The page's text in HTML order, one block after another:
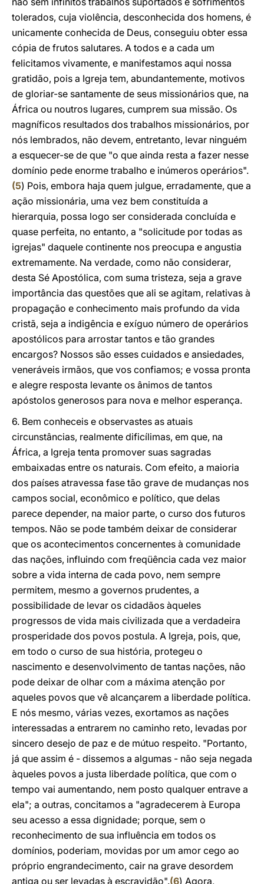
tolerados, cuja violência, desconhecida dos homens, é
unicamente conhecida de Deus, conseguiu obter essa
cópia de frutos salutares. A todos e a cada um
felicitamos vivamente, e manifestamos aqui nossa
gratidão, pois a Igreja tem, abundantemente, motivos
de gloriar-se santamente de seus missionários que, na
África ou noutros lugares, cumprem sua missão. Os
magníficos resultados dos trabalhos missionários, por
nós lembrados, não devem, entretanto, levar ninguém
a esquecer-se de que "o que ainda resta a fazer nesse
domínio pede enorme trabalho e inúmeros operários".
(5) Pois, embora haja quem julgue, erradamente, que a
ação missionária, uma vez bem constituída a
hierarquia, possa logo ser considerada concluída e
quase perfeita, no entanto, a "solicitude por todas as
igrejas" daquele continente nos preocupa e angustia
extremamente. Na verdade, como não considerar,
desta Sé Apostólica, com suma tristeza, seja a grave
importância das questões que ali se agitam, relativas à
propagação e conhecimento mais profundo da vida
cristã, seja a indigência e exíguo número de operários
apostólicos para arrostar tantos e tão grandes
encargos? Nossos são esses cuidados e ansiedades,
veneráveis irmãos, que vos confiamos; e vossa pronta
e alegre resposta levante os ânimos de tantos
apóstolos generosos para nova e melhor esperança.
6. Bem conheceis e observastes as atuais
circunstâncias, realmente dificílimas, em que, na
África, a Igreja tenta promover suas sagradas
embaixadas entre os naturais. Com efeito, a maioria
dos países atravessa fase tão grave de mudanças nos
campos social, econômico e político, que delas
parece depender, na maior parte, o curso dos futuros
tempos. Não se pode também deixar de considerar
que os acontecimentos concernentes à comunidade
das nações, influindo com freqüência cada vez maior
sobre a vida interna de cada povo, nem sempre
permitem, mesmo a governos prudentes, a
possibilidade de levar os cidadãos àqueles
progressos de vida mais civilizada que a verdadeira
prosperidade dos povos postula. A Igreja, pois, que,
em todo o curso de sua história, protegeu o
nascimento e desenvolvimento de tantas nações, não
pode deixar de olhar com a máxima atenção por
aqueles povos que vê alcançarem a liberdade política.
E nós mesmo, várias vezes, exortamos as nações
interessadas a entrarem no caminho reto, levadas por
sincero desejo de paz e de mútuo respeito. "Portanto,
já que assim é - dissemos a algumas - não seja negada
àqueles povos a justa liberdade política, que com o
tempo vai aumentando, nem posto qualquer entrave a
ela"; a outras, concitamos a "agradecerem à Europa
seu acesso a essa dignidade; porque, sem o
reconhecimento de sua influência em todos os
domínios, poderiam, movidas por um amor cego ao
próprio engrandecimento, cair na grave desordem
antiga ou ser levadas à escravidão".(6) Agora,